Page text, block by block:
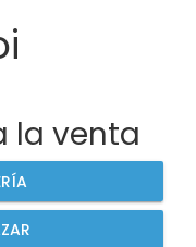
la venta